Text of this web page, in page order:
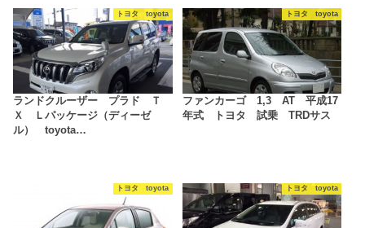
トヨタ toyota
ランドクルーザー プラド Ｔ
Ｘ Ｌパッケージ（ディーゼ
ル） toyota…
トヨタ toyota
ファンカーゴ 1,3 AT 平成17
年式 トヨタ 試乗 TRDサス
トヨタ toyota トヨタ toyota